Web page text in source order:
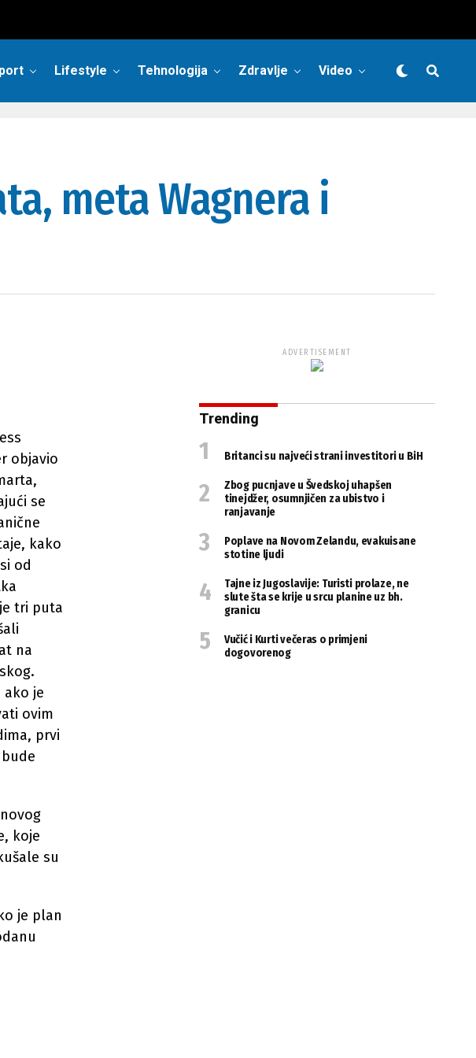
Lifestyle Tehnologija Zdravlje Video
meta Wagnera i
objavio
se
kako
od
tri puta
na
ako je
ovim
prvi
koje
su
je plan
ADVERTISEMENT
Trending
Britanci su najveći strani investitori u BiH
Zbog pucnjave u Švedskoj uhapšen
tinejdžer, osumnjičen za ubistvo i
ranjavanje
Poplave na Novom Zelandu, evakuisane
stotine ljudi
Tajne iz Jugoslavije: Turisti prolaze, ne
slute šta se krije u srcu planine uz bh.
granicu
Vučić i Kurti večeras o primjeni
dogovorenog